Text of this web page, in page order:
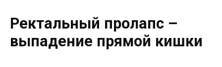
Ректальный пролапс –
выпадение прямой кишки